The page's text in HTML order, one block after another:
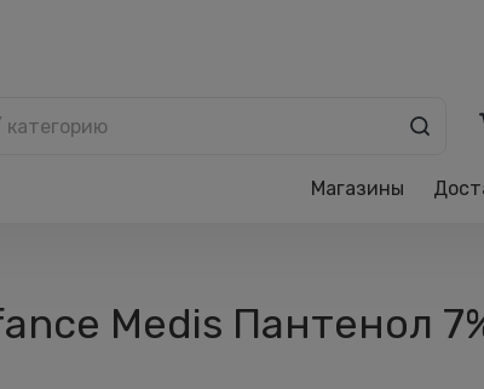
Магазины
Medis Пантенол